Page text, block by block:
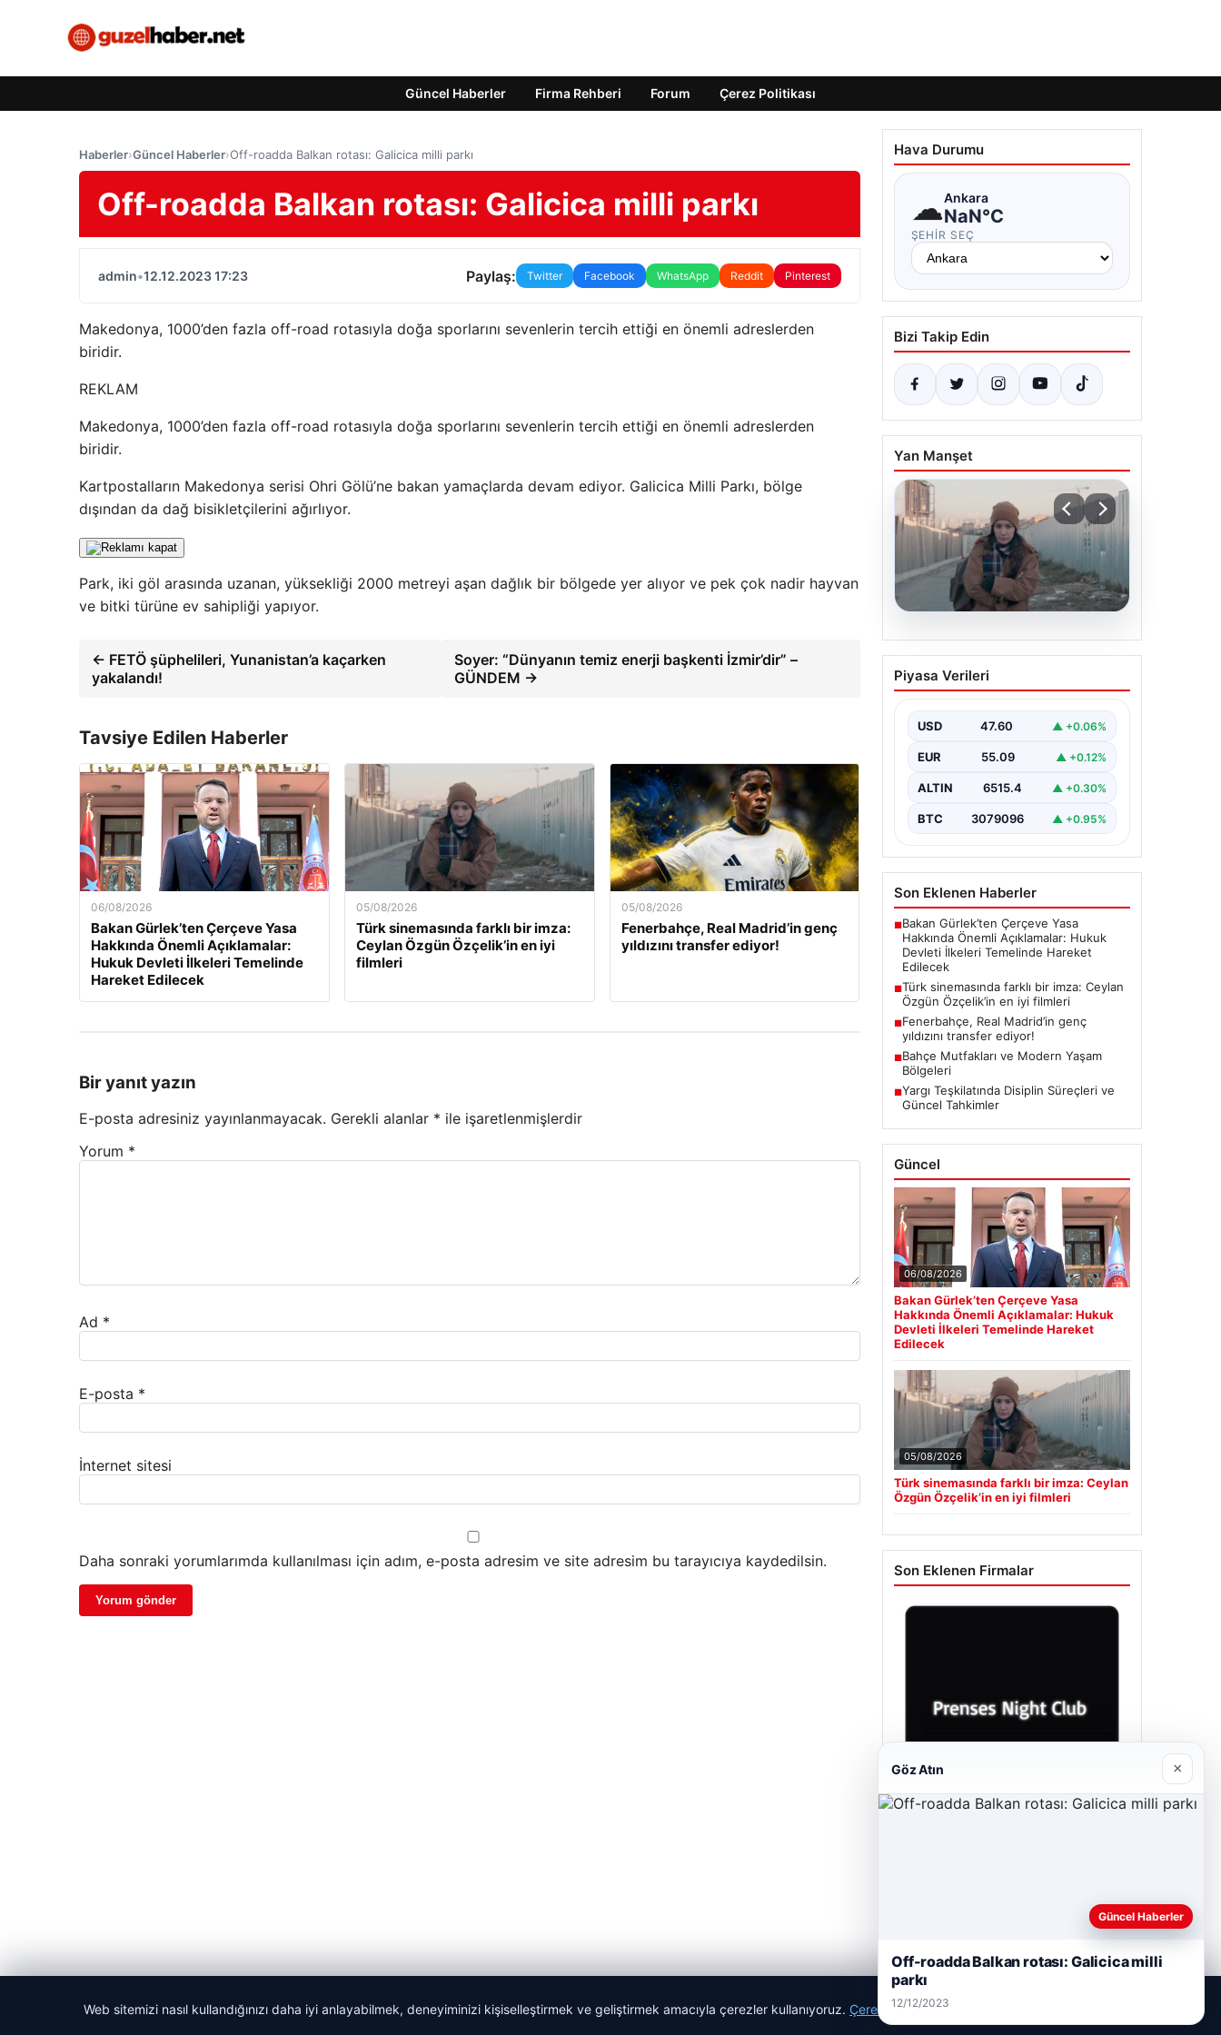
Güncel Haberler Firma Rehberi Forum Çerez Politikası
Haberler›Güncel Haberler›Off-roadda Balkan rotası: Galicica milli parkı
Off-roadda Balkan rotası: Galicica milli parkı
admin•12.12.2023 17:23 Paylaş: Twitter Facebook WhatsApp Reddit Pinterest
Makedonya, 1000’den fazla off-road rotasıyla doğa sporlarını sevenlerin tercih ettiği en önemli adreslerden
biridir.
REKLAM
Makedonya, 1000’den fazla off-road rotasıyla doğa sporlarını sevenlerin tercih ettiği en önemli adreslerden
biridir.
Kartpostalların Makedonya serisi Ohri Gölü’ne bakan yamaçlarda devam ediyor. Galicica Milli Parkı, bölge
dışından da dağ bisikletçilerini ağırlıyor.
Park, iki göl arasında uzanan, yüksekliği 2000 metreyi aşan dağlık bir bölgede yer alıyor ve pek çok nadir hayvan
ve bitki türüne ev sahipliği yapıyor.
← FETÖ şüphelileri, Yunanistan’a kaçarken
yakalandı!
Soyer: “Dünyanın temiz enerji başkenti İzmir’dir” –
GÜNDEM →
Tavsiye Edilen Haberler
06/08/2026
Bakan Gürlek’ten Çerçeve Yasa
Hakkında Önemli Açıklamalar:
Hukuk Devleti İlkeleri Temelinde
Hareket Edilecek
05/08/2026
Türk sinemasında farklı bir imza:
Ceylan Özgün Özçelik’in en iyi
filmleri
05/08/2026
Fenerbahçe, Real Madrid’in genç
yıldızını transfer ediyor!
Bir yanıt yazın
E-posta adresiniz yayınlanmayacak. Gerekli alanlar * ile işaretlenmişlerdir
Yorum *
Ad *
E-posta *
İnternet sitesi
Daha sonraki yorumlarımda kullanılması için adım, e-posta adresim ve site adresim bu tarayıcıya kaydedilsin.
Hava Durumu
☁Ankara
NaN°C
ŞEHIR SEÇ
Bizi Takip Edin
Yan Manşet
05.08.2026
Türk sinemasında farklı
bir imza: Ceylan Özgün
Piyasa Verileri
USD 47.60 ▲ +0.06%
EUR 55.09 ▲ +0.12%
ALTIN 6515.4 ▲ +0.30%
BTC 3079096 ▲ +0.95%
Son Eklenen Haberler
■Bakan Gürlek’ten Çerçeve Yasa
Hakkında Önemli Açıklamalar: Hukuk
Devleti İlkeleri Temelinde Hareket
Edilecek
■Türk sinemasında farklı bir imza: Ceylan
Özgün Özçelik’in en iyi filmleri
■Fenerbahçe, Real Madrid’in genç
yıldızını transfer ediyor!
■Bahçe Mutfakları ve Modern Yaşam
Bölgeleri
■Yargı Teşkilatında Disiplin Süreçleri ve
Güncel Tahkimler
Güncel
06/08/2026
Bakan Gürlek’ten Çerçeve Yasa
Hakkında Önemli Açıklamalar: Hukuk
Devleti İlkeleri Temelinde Hareket
Edilecek
05/08/2026
Türk sinemasında farklı bir imza: Ceylan
Özgün Özçelik’in en iyi filmleri
Son Eklenen Firmalar
© 2026 Güzel Haber – Güncel Haberler
Web sitemizi nasıl kullandığınızı daha iyi anlayabilmek, deneyiminizi kişiselleştirmek ve geliştirmek amacıyla çerezler kullanıyoruz. Çerez Politikamız
Göz Atın ×
Güncel Haberler
Off-roadda Balkan rotası: Galicica milli
parkı
12/12/2023